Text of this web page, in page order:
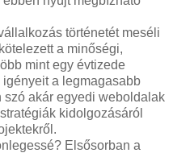
történetét meséli
a minőségi,
mint egy évtizede
a legmagasabb
akár egyedi weboldalak
kidolgozásáról
Elsősorban a